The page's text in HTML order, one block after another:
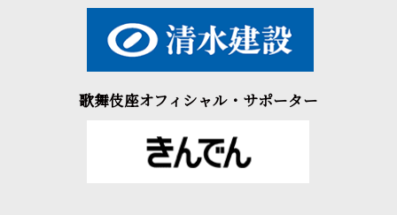
歌舞伎座オフィシャル・サポーター